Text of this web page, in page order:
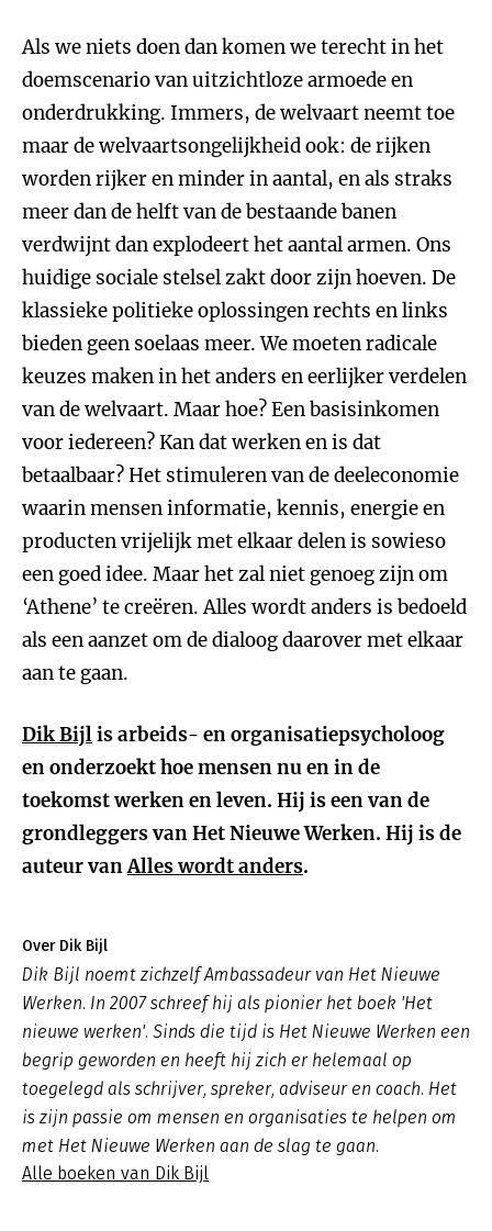
Als we niets doen dan komen we terecht in het
doemscenario van uitzichtloze armoede en
onderdrukking. Immers, de welvaart neemt toe
maar de welvaartsongelijkheid ook: de rijken
worden rijker en minder in aantal, en als straks
meer dan de helft van de bestaande banen
verdwijntdan explodeert het aantal armen. Ons
huidige sociale stelsel zakt door zijn hoeven. De
klassieke politieke oplossingen rechts en links
bieden geen soelaas meer. We moeten radicale
keuzes maken in het anders en eerlijker verdelen
van de welvaart. Maar hoe? Een basisinkomen
voor iedereen? Kan dat werken en is dat
betaalbaar? Het stimuleren van de deeleconomie
waarin mensen informatie, kennis, energie en
producten vrijelijk met elkaar delen is sowieso
een goed idee. Maar het zal niet genoeg zijn om
‘Athene’ te creëren. Alles wordt anders is bedoeld
als een aanzet om de dialoog daarover met elkaar
aan te gaan.
Dik Bijlis arbeids- en organisatiepsycholoog
en onderzoekt hoe mensen nu en in de
toekomst werken en leven. Hij is een van de
grondleggers van Het Nieuwe Werken. Hij is de
auteur vanAlles wordt anders.
Over Dik Bijl
Dik Bijl noemt zichzelf Ambassadeur van Het Nieuwe
Werken. In 2007 schreef hij als pionier het boek 'Het
nieuwe werken'. Sinds die tijd is Het Nieuwe Werken een
begrip geworden en heeft hij zich er helemaal op
toegelegd als schrijver, spreker, adviseur en coach. Het
is zijn passie om mensen en organisaties te helpen om
met Het Nieuwe Werken aan de slag te gaan.
Alle boeken van Dik Bijl